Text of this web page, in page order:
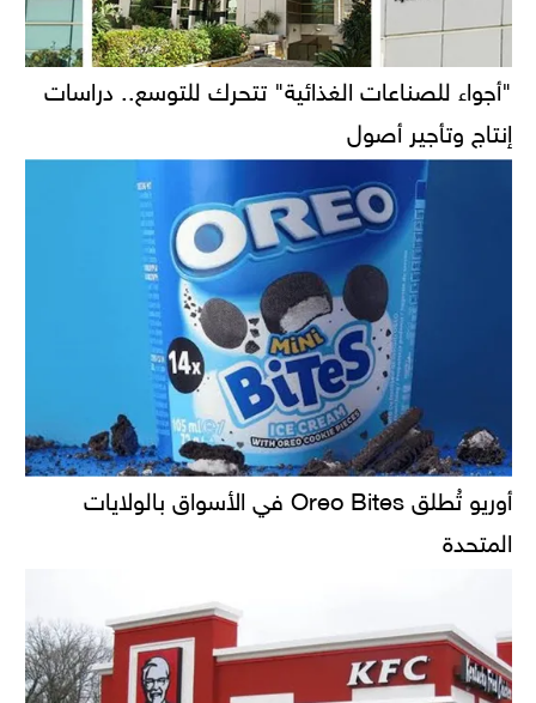
"أجواء للصناعات الغذائية" تتحرك للتوسع.. دراسات
إنتاج وتأجير أصول
أوريو تُطلق Oreo Bites في الأسواق بالولايات
المتحدة